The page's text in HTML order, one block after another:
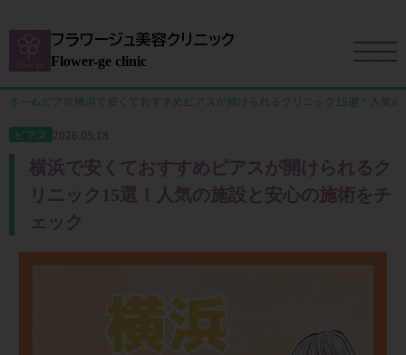
フラワージュ美容クリニック
Flower-ge clinic
ホーム ピアス横浜で安くておすすめピアスが開けられるクリニック15選！人気
ピアス 2026.05.18
横浜で安くておすすめピアスが開けられるク
リニック15選！人気の施設と安心の施術をチ
ェック